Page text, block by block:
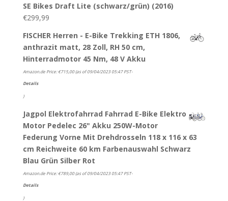
SE Bikes Draft Lite (schwarz/grün) (2016)
€299,99
FISCHER Herren - E-Bike Trekking ETH 1806,
anthrazit matt, 28 Zoll, RH 50 cm,
Hinterradmotor 45 Nm, 48 V Akku
Amazon.de Price:€715,00(as of 09/04/2023 05:47 PST-
Details
)
Jagpol Elektrofahrrad Fahrrad E-Bike Elektro
Motor Pedelec 26" Akku 250W-Motor
Federung Vorne Mit Drehdrosseln 118 x 116 x 63
cm Reichweite 60 km Farbenauswahl Schwarz
Blau Grün Silber Rot
Amazon.de Price:€789,00(as of 09/04/2023 05:47 PST-
Details
)